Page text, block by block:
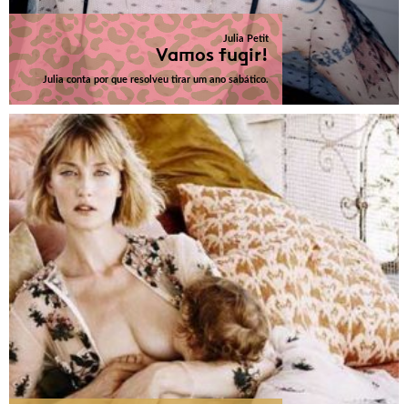
Julia Petit
Vamos fugir!
Julia conta por que resolveu tirar um ano sabático.